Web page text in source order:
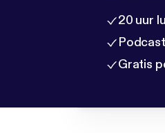
20 uur
Gratis